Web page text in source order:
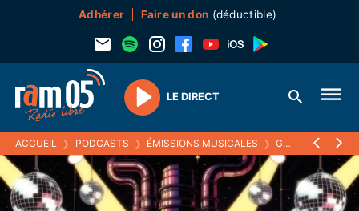
Adhérer Faire un don (déductible)
Play
LE DIRECT
ACCUEIL ❯ PODCASTS ❯ ÉMISSIONS MUSICALES ❯ GROOVE MACHINE